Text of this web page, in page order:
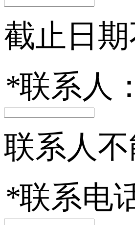
截止日
*联系人：
联系人
*联系电